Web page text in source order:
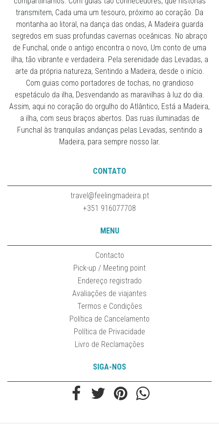
transmitem, Cada uma um tesouro, próximo ao coração. Da
montanha ao litoral, na dança das ondas, A Madeira guarda
segredos em suas profundas cavernas oceânicas. No abraço
de Funchal, onde o antigo encontra o novo, Um conto de uma
ilha, tão vibrante e verdadeira. Pela serenidade das Levadas, a
arte da própria natureza, Sentindo a Madeira, desde o início.
Com guias como portadores de tochas, no grandioso
espetáculo da ilha, Desvendando as maravilhas à luz do dia.
Assim, aqui no coração do orgulho do Atlântico, Está a Madeira,
a ilha, com seus braços abertos. Das ruas iluminadas de
Funchal às tranquilas andanças pelas Levadas, sentindo a
Madeira, para sempre nosso lar.
CONTATO
travel@feelingmadeira.pt
+351 916077708
MENU
Contacto
Pick-up / Meeting point
Endereço registrado
Avaliações de viajantes
Termos e Condições
Política de Cancelamento
Política de Privacidade
Livro de Reclamações
SIGA-NOS